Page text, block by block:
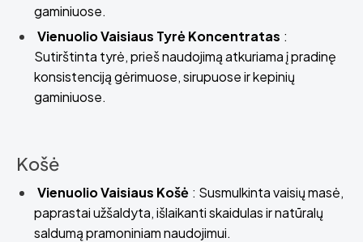
gaminiuose.
Vienuolio Vaisiaus Tyrė Koncentratas :
Sutirštinta tyrė, prieš naudojimą atkuriama į pradinę
konsistenciją gėrimuose, sirupuose ir kepinių
gaminiuose.
Košė
Vienuolio Vaisiaus Košė : Susmulkinta vaisių masė,
paprastai užšaldyta, išlaikanti skaidulas ir natūralų
saldumą pramoniniam naudojimui.